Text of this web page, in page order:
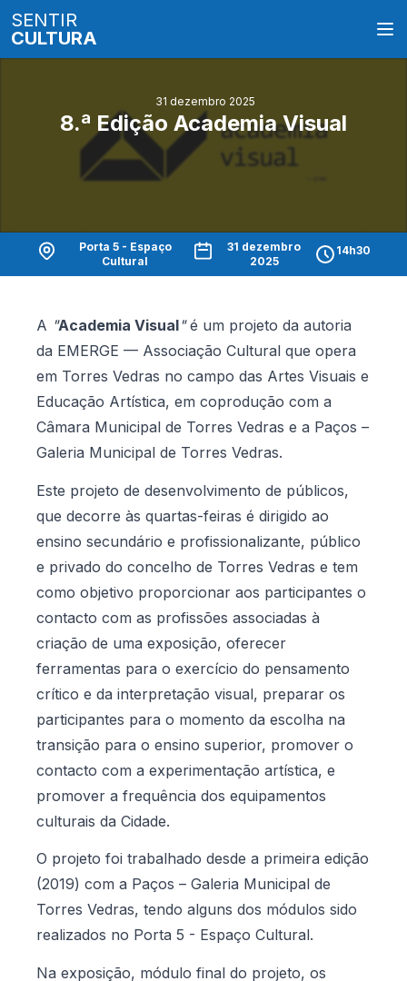
SENTIR
CULTURA
31 dezembro 2025
8.ª Edição Academia Visual
Porta 5 - Espaço
Cultural
31 dezembro
2025
14h30
A "Academia Visual"é um projeto da autoria
da EMERGE — Associação Cultural que opera
em Torres Vedras no campo das Artes Visuais e
Educação Artística, em coprodução com a
Câmara Municipal de Torres Vedras e a Paços –
Galeria Municipal de Torres Vedras.
Este projeto de desenvolvimento de públicos,
que decorre às quartas-feiras é dirigido ao
ensino secundário e profissionalizante, público
e privado do concelho de Torres Vedras e tem
como objetivo proporcionar aos participantes o
contacto com as profissões associadas à
criação de uma exposição, oferecer
ferramentas para o exercício do pensamento
crítico e da interpretação visual, preparar os
participantes para o momento da escolha na
transição para o ensino superior, promover o
contacto com a experimentação artística, e
promover a frequência dos equipamentos
culturais da Cidade.
O projeto foi trabalhado desde a primeira edição
(2019) com a Paços – Galeria Municipal de
Torres Vedras, tendo alguns dos módulos sido
realizados no Porta 5 - Espaço Cultural.
Na exposição, módulo final do projeto, os